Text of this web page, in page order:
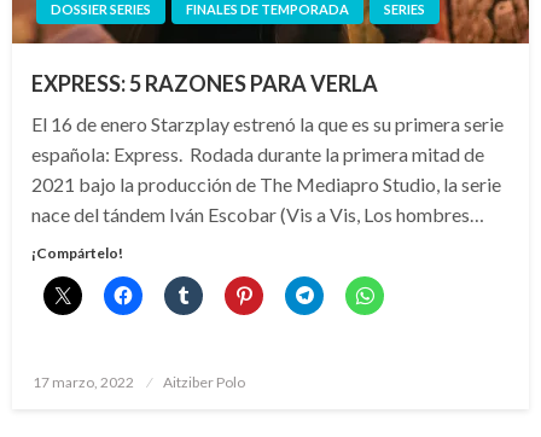
DOSSIER SERIES FINALES DE TEMPORADA SERIES
EXPRESS: 5 RAZONES PARA VERLA
El 16 de enero Starzplay estrenó la que es su primera serie
española: Express. Rodada durante la primera mitad de
2021 bajo la producción de The Mediapro Studio, la serie
nace del tándem Iván Escobar (Vis a Vis, Los hombres…
¡Compártelo!
Publicado
17 marzo, 2022 Aitziber Polo